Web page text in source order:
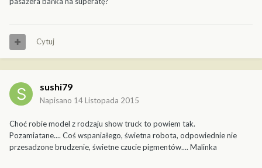
Cytuj
sushi79
Napisano 14 Listopada 2015
Choć robie model z rodzaju show truck to powiem tak.
Pozamiatane.... Coś wspaniałego, świetna robota, odpowiednie nie
przesadzone brudzenie, świetne czucie pigmentów.... Malinka